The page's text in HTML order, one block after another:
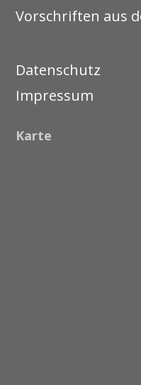
Vorschriften aus
Datenschutz
Impressum
Karte